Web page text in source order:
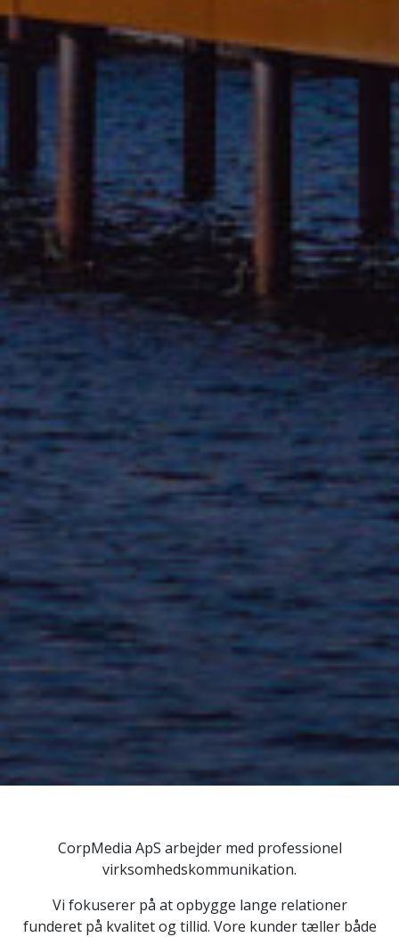
CorpMedia ApS arbejder med professionel
virksomhedskommunikation.
Vi fokuserer på at opbygge lange relationer
funderet på kvalitet og tillid. Vore kunder tæller både